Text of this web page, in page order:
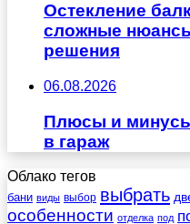
Остекление
сложные
решения
06.08.2026
Плюсы и минусы
в гараж
Облако тегов
бани виды выбор выбрать
особенности отделка под